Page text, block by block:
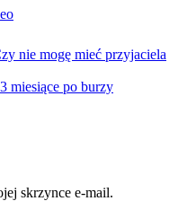
nie mogę mieć przyjaciela
miesiące po burzy
skrzynce e-mail.